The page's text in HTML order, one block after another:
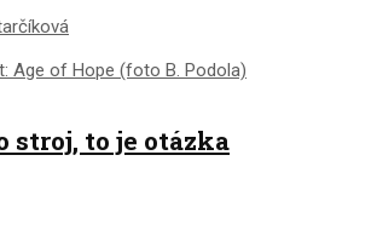
stroj, to je otázka